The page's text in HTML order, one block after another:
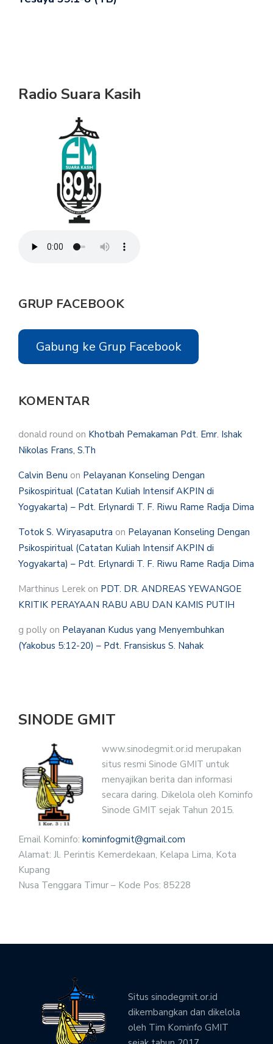
Radio Suara Kasih
GRUP FACEBOOK
Gabung ke Grup Facebook
KOMENTAR
donald round on Khotbah Pemakaman Pdt. Emr. Ishak
Nikolas Frans, S.Th
Calvin Benu on Pelayanan Konseling Dengan
Psikospiritual (Catatan Kuliah Intensif AKPIN di
Yogyakarta) – Pdt. Erlynardi T. F. Riwu Rame Radja Dima
Totok S. Wiryasaputra on Pelayanan Konseling Dengan
Psikospiritual (Catatan Kuliah Intensif AKPIN di
Yogyakarta) – Pdt. Erlynardi T. F. Riwu Rame Radja Dima
Marthinus Lerek on PDT. DR. ANDREAS YEWANGOE
KRITIK PERAYAAN RABU ABU DAN KAMIS PUTIH
g polly on Pelayanan Kudus yang Menyembuhkan
(Yakobus 5:12-20) – Pdt. Fransiskus S. Nahak
SINODE GMIT
www.sinodegmit.or.id merupakan
situs resmi Sinode GMIT untuk
menyajikan berita dan informasi
secara daring. Dikelola oleh Kominfo
Sinode GMIT sejak Tahun 2015.
Email Kominfo: kominfogmit@gmail.com
Alamat: Jl. Perintis Kemerdekaan, Kelapa Lima, Kota
Kupang
Nusa Tenggara Timur – Kode Pos: 85228
Situs sinodegmit.or.id
dikembangkan dan dikelola
oleh Tim Kominfo GMIT